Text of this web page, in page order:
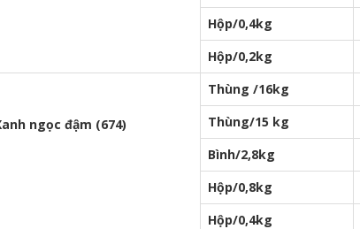
Hộp/0,4kg
Hộp/0,2kg
ngọc đậm (674)
Thùng /16kg
Thùng/15 kg
Bình/2,8kg
Hộp/0,8kg
Hộp/0,4kg